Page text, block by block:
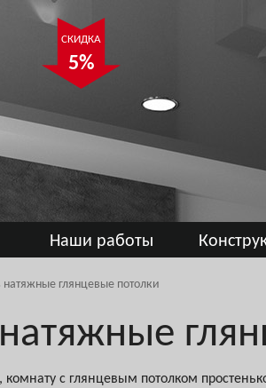
СКИДКА
5%
Наши работы
глянцевые потолки
комнату с глянцевым потолком